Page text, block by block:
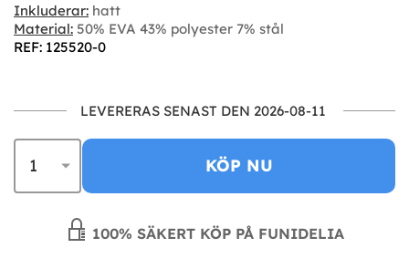
Inkluderar: hatt
Material: 50% EVA 43% polyester 7% stål
REF: 125520-0
LEVERERAS SENAST DEN 2026-08-11
KÖP NU
100% SÄKERT KÖP PÅ FUNIDELIA